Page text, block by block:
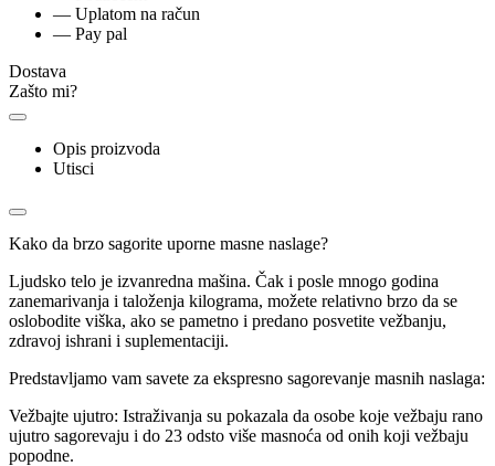
— Uplatom na račun
— Pay pal
Dostava
Zašto mi?
Opis proizvoda
Utisci
Kako da brzo sagorite uporne masne naslage?
Ljudsko telo je izvanredna mašina. Čak i posle mnogo godina
zanemarivanja i taloženja kilograma, možete relativno brzo da se
oslobodite viška, ako se pametno i predano posvetite vežbanju,
zdravoj ishrani i suplementaciji.
Predstavljamo vam savete za ekspresno sagorevanje masnih naslaga:
Vežbajte ujutro: Istraživanja su pokazala da osobe koje vežbaju rano
ujutro sagorevaju i do 23 odsto više masnoća od onih koji vežbaju
popodne.